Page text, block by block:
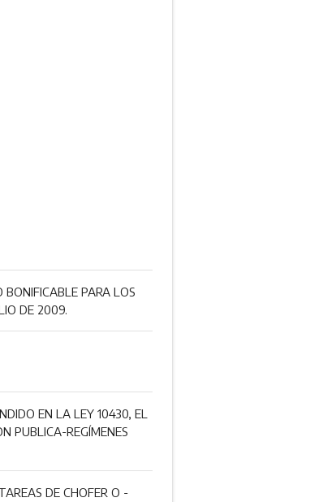
PARA LOS
DE 2009.
EN LA LEY 10430, EL
PUBLICA-REGÍMENES
DE CHOFER O